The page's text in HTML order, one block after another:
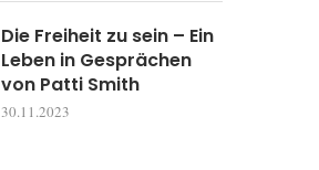
Die Freiheit zu sein – Ein
Leben in Gesprächen
von Patti Smith
30.11.2023